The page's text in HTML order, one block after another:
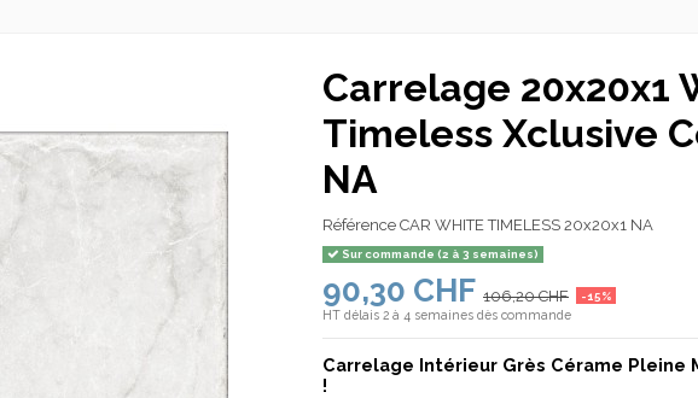
Carrelage 20x20x1
Timeless Xclusive
NA
Référence CAR WHITE TIMELESS 20x20x1 NA
Sur commande (2 à 3 semaines)
90,30 CHF 106,20 CHF -15%
HTdélais 2 à 4 semaines dès commande
Carrelage Intérieur Grès Cérame Pleine
!